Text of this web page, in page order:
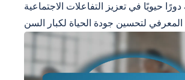
دورًا حيويًا في تعزيز التفاعلات الاجتماعية